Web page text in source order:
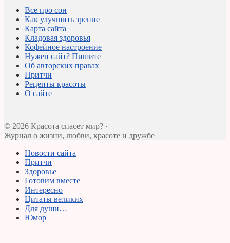
Все про сон
Как улучшить зрение
Карта сайта
Кладовая здоровья
Кофейное настроение
Нужен сайт? Пишите
Об авторских правах
Притчи
Рецепты красоты
О сайте
© 2026 Красота спасет мир? ·
Журнал о жизни, любви, красоте и дружбе
Новости сайта
Притчи
Здоровье
Готовим вместе
Интересно
Цитаты великих
Для души…
Юмор